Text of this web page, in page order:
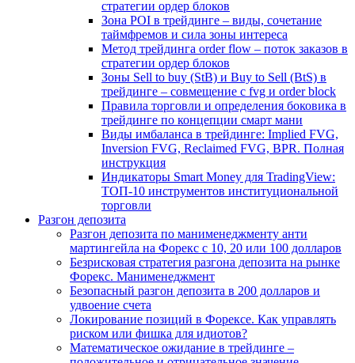
стратегии ордер блоков
Зона POI в трейдинге – виды, сочетание
таймфремов и сила зоны интереса
Метод трейдинга order flow – поток заказов в
стратегии ордер блоков
Зоны Sell to buy (StB) и Buy to Sell (BtS) в
трейдинге – совмещение с fvg и order block
Правила торговли и определения боковика в
трейдинге по концепции смарт мани
Виды имбаланса в трейдинге: Implied FVG,
Inversion FVG, Reclaimed FVG, BPR. Полная
инструкция
Индикаторы Smart Money для TradingView:
ТОП-10 инструментов институциональной
торговли
Разгон депозита
Разгон депозита по манименеджменту анти
мартингейла на Форекс с 10, 20 или 100 долларов
Безрисковая стратегия разгона депозита на рынке
Форекс. Манименеджмент
Безопасный разгон депозита в 200 долларов и
удвоение счета
Локирование позиций в Форексе. Как управлять
риском или фишка для идиотов?
Математическое ожидание в трейдинге –